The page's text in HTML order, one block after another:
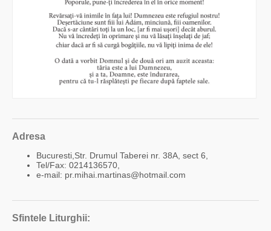
Adresa
Bucuresti,Str. Drumul Taberei nr. 38A, sect 6,
Tel/Fax: 0214136570,
e-mail: pr.mihai.martinas@hotmail.com
Sfintele Liturghii: